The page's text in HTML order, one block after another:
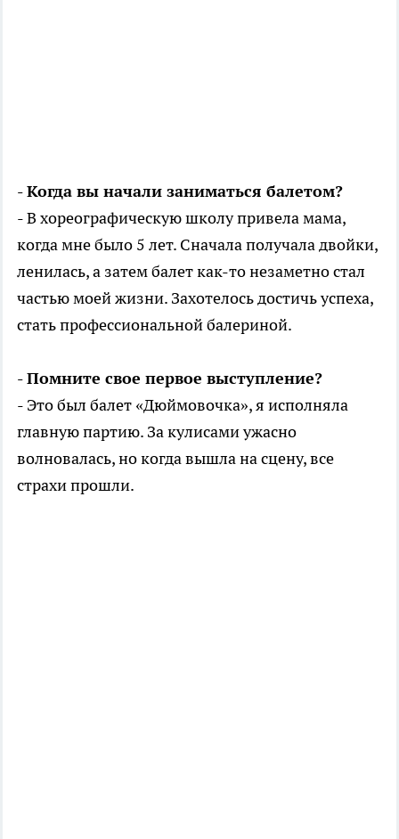
- Когда вы начали заниматься балетом?
- В хореографическую школу привела мама,
когда мне было 5 лет. Сначала получала двойки,
ленилась, а затем балет как-то незаметно стал
частью моей жизни. Захотелось достичь успеха,
стать профессиональной балериной.
- Помните свое первое выступление?
- Это был балет «Дюймовочка», я исполняла
главную партию. За кулисами ужасно
волновалась, но когда вышла на сцену, все
страхи прошли.